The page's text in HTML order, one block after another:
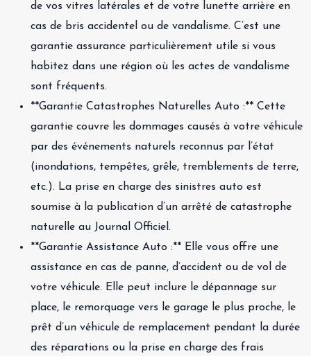
de vos vitres latérales et de votre lunette arrière en
cas de bris accidentel ou de vandalisme. C’est une
garantie assurance particulièrement utile si vous
habitez dans une région où les actes de vandalisme
sont fréquents.
**Garantie Catastrophes Naturelles Auto :** Cette
garantie couvre les dommages causés à votre véhicule
par des événements naturels reconnus par l’état
(inondations, tempêtes, grêle, tremblements de terre,
etc.). La prise en charge des sinistres auto est
soumise à la publication d’un arrêté de catastrophe
naturelle au Journal Officiel.
**Garantie Assistance Auto :** Elle vous offre une
assistance en cas de panne, d’accident ou de vol de
votre véhicule. Elle peut inclure le dépannage sur
place, le remorquage vers le garage le plus proche, le
prêt d’un véhicule de remplacement pendant la durée
des réparations ou la prise en charge des frais